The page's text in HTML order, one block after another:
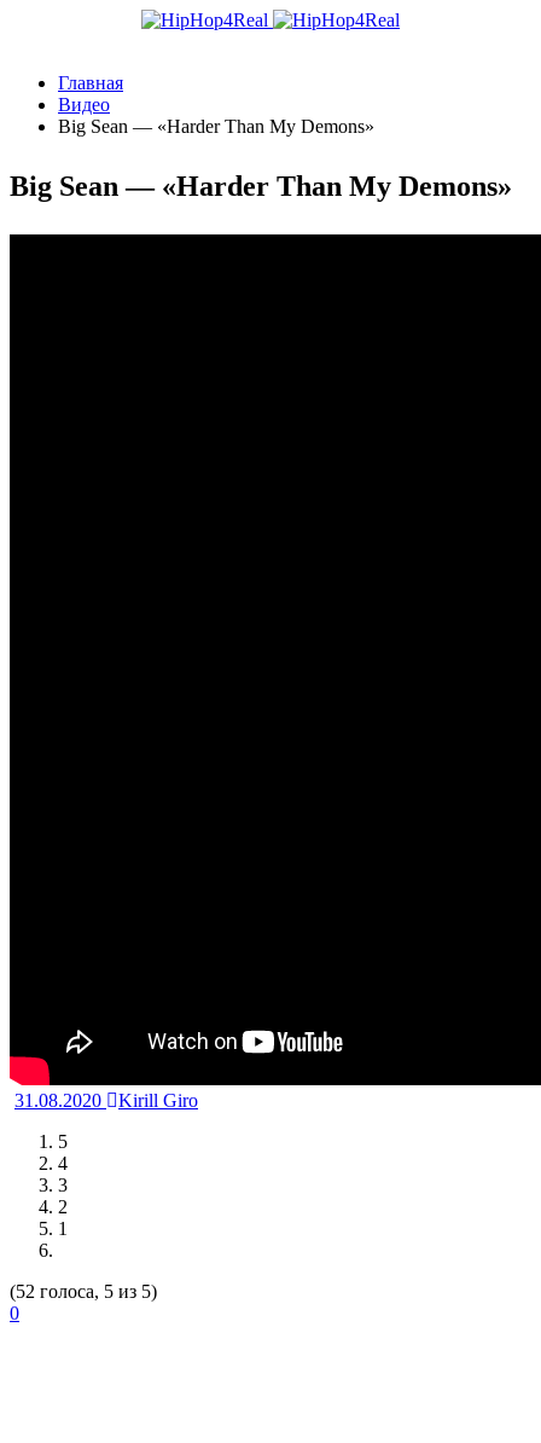
Главная
Видео
Big Sean — «Harder Than My Demons»
Big Sean — «Harder Than My Demons»
31.08.2020
Kirill Giro
5
4
3
2
1
(52 голоса, 5 из 5)
0